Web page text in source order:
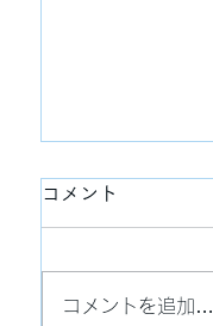
コメント
コメントを追加…